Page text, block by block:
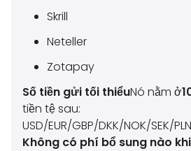
Skrill
Neteller
Zotapay
Số tiền gửi tối thiểuNó nằm ở
tiền tệ sau:
USD/EUR/GBP/DKK/NOK/SEK/
Không có phí bổ sung nào